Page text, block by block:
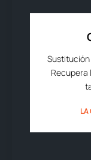
Recupera
LA